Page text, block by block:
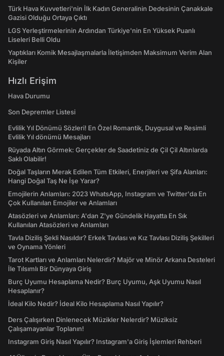
Türk Hava Kuvvetleri'nin İlk Kadın Generalinin Dedesinin Çanakkale
Gazisi Olduğu Ortaya Çıktı
LGS Yerleştirmelerinin Ardından Türkiye'nin En Yüksek Puanlı
Liseleri Belli Oldu
Yaptıkları Komik Mesajlaşmalarla İletişimden Maksimum Verim Alan
Kişiler
Hızlı Erişim
Hava Durumu
Son Depremler Listesi
Evlilik Yıl Dönümü Sözleri! En Özel Romantik, Duygusal ve Resimli
Evlilik Yıl dönümü Mesajları
Rüyada Altın Görmek: Gerçekler de Saadetiniz de Çil Çil Altınlarda
Saklı Olabilir!
Doğal Taşların Merak Edilen Tüm Etkileri, Enerjileri ve Şifa Alanları:
Hangi Doğal Taş Ne İşe Yarar?
Emojilerin Anlamları: 2023 WhatsApp, Instagram ve Twitter'da En
Çok Kullanılan Emojiler ve Anlamları
Atasözleri ve Anlamları: A'dan Z'ye Gündelik Hayatta En Sık
Kullanılan Atasözleri ve Anlamları
Tavla Diziliş Şekli Nasıldır? Erkek Tavlası ve Kız Tavlası Diziliş Şekilleri
ve Oynama Yönleri
Tarot Kartları ve Anlamları Nelerdir? Majör ve Minör Arkana Desteleri
İle Tılsımlı Bir Dünyaya Giriş
Burç Uyumu Hesaplama Nedir? Burç Uyumu, Aşk Uyumu Nasıl
Hesaplanır?
İdeal Kilo Nedir? İdeal Kilo Hesaplama Nasıl Yapılır?
Ders Çalışırken Dinlenecek Müzikler Nelerdir? Müziksiz
Çalışamayanlar Toplanın!
Instagram Giriş Nasıl Yapılır? Instagram'a Giriş İşlemleri Rehberi